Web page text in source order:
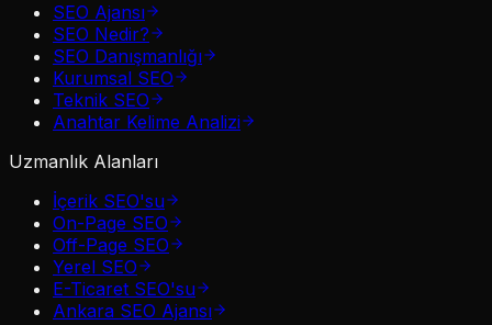
SEO Ajansı
SEO Nedir?
SEO Danışmanlığı
Kurumsal SEO
Teknik SEO
Anahtar Kelime Analizi
Uzmanlık Alanları
İçerik SEO'su
On-Page SEO
Off-Page SEO
Yerel SEO
E-Ticaret SEO'su
Ankara SEO Ajansı